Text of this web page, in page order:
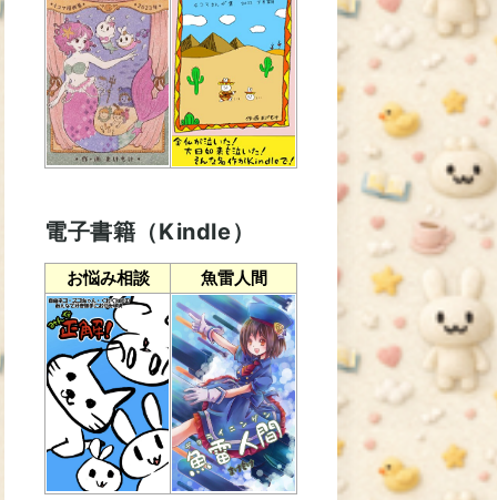
電子書籍（Kindle）
お悩み相談 魚雷人間